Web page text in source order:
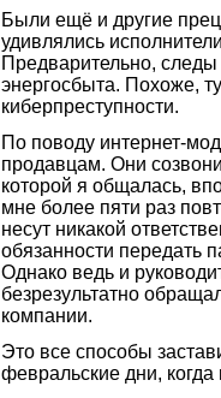
Были ещё и другие
удивлялись
Предварительно,
энергосбыта. Похоже,
киберпреступности.
По поводу интернет-
продавцам. Они
которой я общалась,
мне более пяти раз
несут никакой
обязанности передать
Однако ведь и
безрезультатно
компании.
Это все способы
февральские дни,